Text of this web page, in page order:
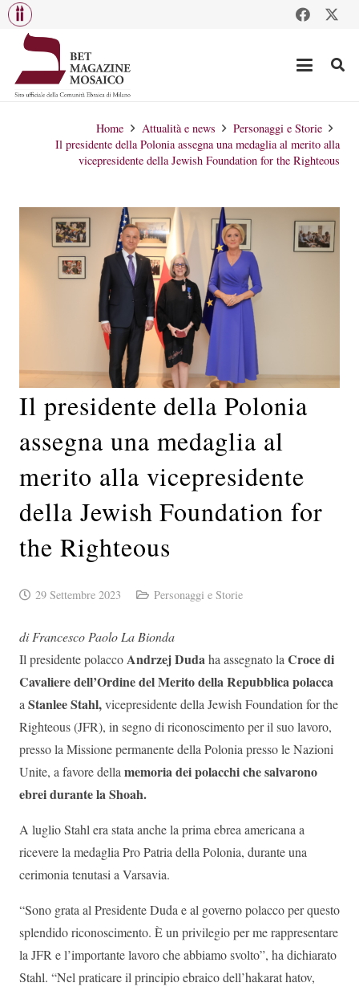
Home Attualità e news
Personaggi e Storie
Il presidente della Polonia assegna una medaglia al merito alla
vicepresidente della Jewish Foundation for the Righteous
Il presidente della Polonia
assegna una medaglia al
merito alla vicepresidente
della Jewish Foundation for
the Righteous
29 Settembre 2023 Personaggi e Storie
di Francesco Paolo La Bionda
Il presidente polaccoAndrzej Dudaha assegnato laCroce di
Cavaliere dell’Ordine del Merito della Repubblica polacca
aStanlee Stahl,vicepresidente della Jewish Foundation for the
Righteous (JFR), in segno di riconoscimento per il suo lavoro,
presso la Missione permanente della Polonia presso le Nazioni
Unite, a favore dellamemoria dei polacchi che salvarono
ebrei durante la Shoah.
A luglio Stahl era stata anche la prima ebrea americana a
ricevere la medaglia Pro Patria della Polonia, durante una
cerimonia tenutasi a Varsavia.
“Sono grata al Presidente Duda e al governo polacco per questo
splendido riconoscimento. È un privilegio per me rappresentare
la JFR e l’importante lavoro che abbiamo svolto”, ha dichiarato
Stahl. “Nel praticare il principio ebraico dell’hakarat hatov,